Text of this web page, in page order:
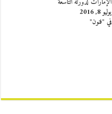
يوليو 8, 2016
في "فنون"